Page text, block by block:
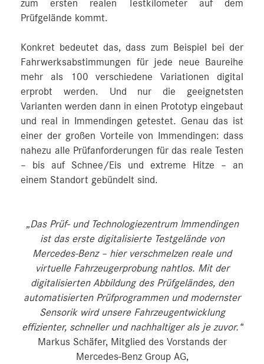
zum ersten realen Testkilometer auf dem
Prüfgelände kommt.
Konkret bedeutet das, dass zum Beispiel bei der
Fahrwerksabstimmungen für jede neue Baureihe
mehr als 100 verschiedene Variationen digital
erprobt werden. Und nur die geeignetsten
Varianten werden dann in einen Prototyp eingebaut
und real in Immendingen getestet. Genau das ist
einer der großen Vorteile von Immendingen: dass
nahezu alle Prüfanforderungen für das reale Testen
– bis auf Schnee/Eis und extreme Hitze – an
einem Standort gebündelt sind.
„Das Prüf- und Technologiezentrum Immendingen
ist das erste digitalisierte Testgelände von
Mercedes‑Benz – hier verschmelzen reale und
virtuelle Fahrzeugerprobung nahtlos. Mit der
digitalisierten Abbildung des Prüfgeländes, den
automatisierten Prüfprogrammen und modernster
Sensorik wird unsere Fahrzeugentwicklung
effizienter, schneller und nachhaltiger als je zuvor.“
Markus Schäfer, Mitglied des Vorstands der
Mercedes-Benz Group AG,